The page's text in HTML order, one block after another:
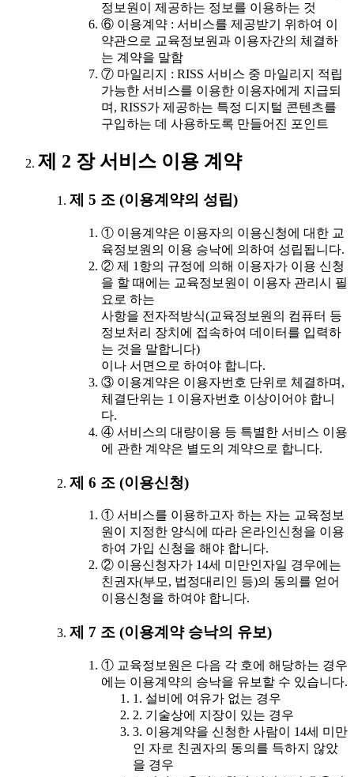
정보원이 제공하는 정보를 이용하는 것
⑥ 이용계약 : 서비스를 제공받기 위하여 이
약관으로 교육정보원과 이용자간의 체결하
는 계약을 말함
⑦ 마일리지 : RISS 서비스 중 마일리지 적립
가능한 서비스를 이용한 이용자에게 지급되
며, RISS가 제공하는 특정 디지털 콘텐츠를
구입하는 데 사용하도록 만들어진 포인트
제 2 장 서비스 이용 계약
제 5 조 (이용계약의 성립)
① 이용계약은 이용자의 이용신청에 대한 교
육정보원의 이용 승낙에 의하여 성립됩니다.
② 제 1항의 규정에 의해 이용자가 이용 신청
을 할 때에는 교육정보원이 이용자 관리시 필
요로 하는
사항을 전자적방식(교육정보원의 컴퓨터 등
정보처리 장치에 접속하여 데이터를 입력하
는 것을 말합니다)
이나 서면으로 하여야 합니다.
③ 이용계약은 이용자번호 단위로 체결하며,
체결단위는 1 이용자번호 이상이어야 합니
다.
④ 서비스의 대량이용 등 특별한 서비스 이용
에 관한 계약은 별도의 계약으로 합니다.
제 6 조 (이용신청)
① 서비스를 이용하고자 하는 자는 교육정보
원이 지정한 양식에 따라 온라인신청을 이용
하여 가입 신청을 해야 합니다.
② 이용신청자가 14세 미만인자일 경우에는
친권자(부모, 법정대리인 등)의 동의를 얻어
이용신청을 하여야 합니다.
제 7 조 (이용계약 승낙의 유보)
① 교육정보원은 다음 각 호에 해당하는 경우
에는 이용계약의 승낙을 유보할 수 있습니다.
1. 설비에 여유가 없는 경우
2. 기술상에 지장이 있는 경우
3. 이용계약을 신청한 사람이 14세 미만
인 자로 친권자의 동의를 득하지 않았
을 경우